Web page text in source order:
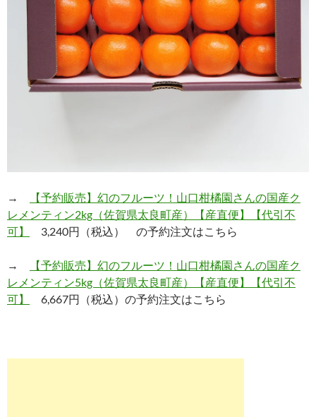
→
【予約販売】幻のフルーツ！山口柑橘園さんの国産ク
レメンティン2kg（佐賀県太良町産）【産直便】【代引不
可】
3,240円（税込） の予約注文はこちら
→
【予約販売】幻のフルーツ！山口柑橘園さんの国産ク
レメンティン5kg（佐賀県太良町産）【産直便】【代引不
可】
6,667円（税込）の予約注文はこちら